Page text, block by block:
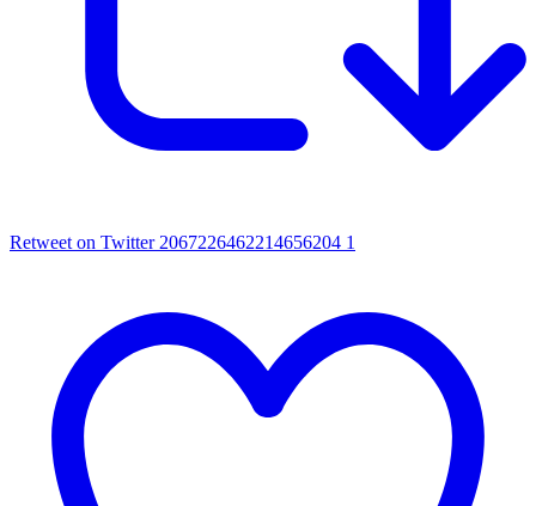
Retweet on Twitter 2067226462214656204 1